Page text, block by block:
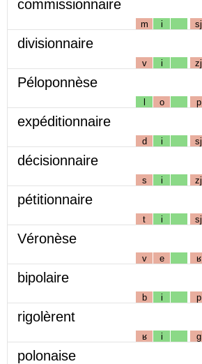
commissionnaire
m i sj
divisionnaire
v i zj
Péloponnèse
l o p
expéditionnaire
d i sj
décisionnaire
s i zj
pétitionnaire
t i sj
Véronèse
v e ʁ
bipolaire
b i p
rigolèrent
ʁ i g
polonaise